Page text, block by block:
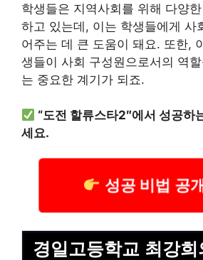
학생들은 지역사회를 위해 다양
하고 있는데, 이는 학생들에게 사
어주는 데 큰 도움이 돼요. 또한,
생들이 사회 구성원으로서의 역
는 중요한 계기가 되죠.
“도전 할류스타2″에서 성공하
세요.
성공 비법 공
경일고등학교 최강희